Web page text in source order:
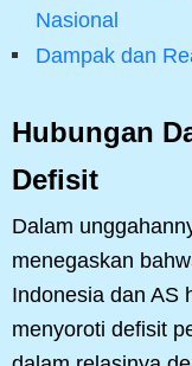
Nasional
Dampak dan
Hubungan
Defisit
Dalam
menegaskan
Indonesia dan AS
menyoroti defisit